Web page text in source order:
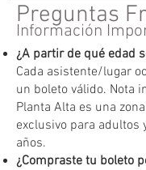
Preguntas
Información
¿A partir de qué edad
Cada asistente/lugar
un boleto válido. Nota
Planta Alta es una
exclusivo para adultos
años.
¿Compraste tu boleto